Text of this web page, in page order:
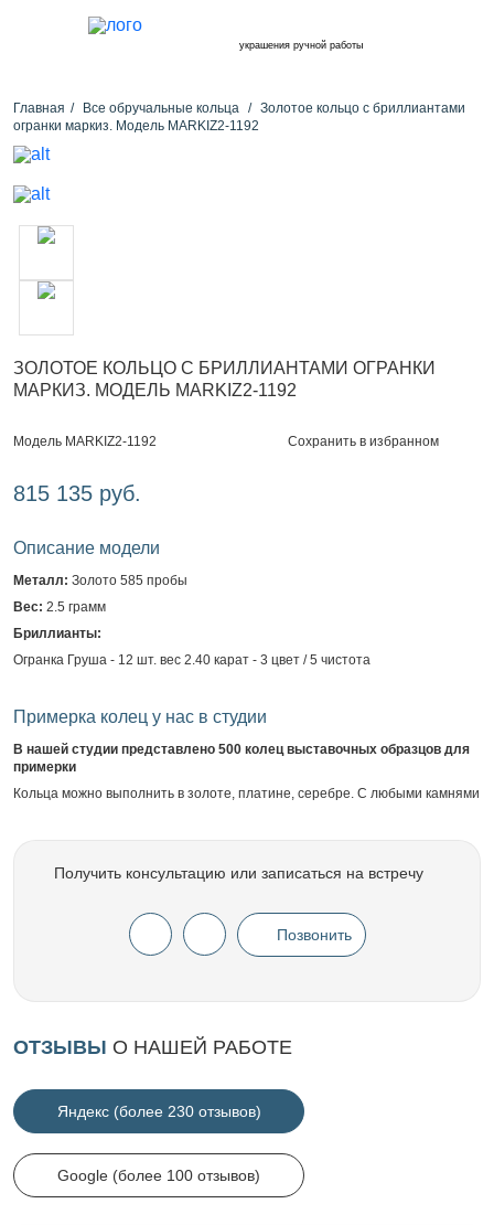
украшения ручной работы
Главная Все обручальные кольца
Золотое кольцо с бриллиантами
огранки маркиз. Модель MARKIZ2-1192
ЗОЛОТОЕ КОЛЬЦО С БРИЛЛИАНТАМИ ОГРАНКИ
МАРКИЗ. МОДЕЛЬ MARKIZ2-1192
Модель MARKIZ2-1192 Сохранить в избранном
815 135 руб.
Описание модели
Металл: Золото 585 пробы
Вес: 2.5 грамм
Бриллианты:
Огранка Груша - 12 шт. вес 2.40 карат - 3 цвет / 5 чистота
Примерка колец у нас в студии
В нашей студии представлено 500 колец выставочных образцов для
примерки
Кольца можно выполнить в золоте, платине, серебре. С любыми камнями
Получить консультацию или записаться на встречу
Позвонить
ОТЗЫВЫ О НАШЕЙ РАБОТЕ
Яндекс (более 230 отзывов)
Google (более 100 отзывов)